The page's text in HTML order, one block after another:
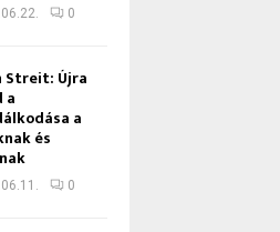
0
Streit: Újra
a
a
és
0